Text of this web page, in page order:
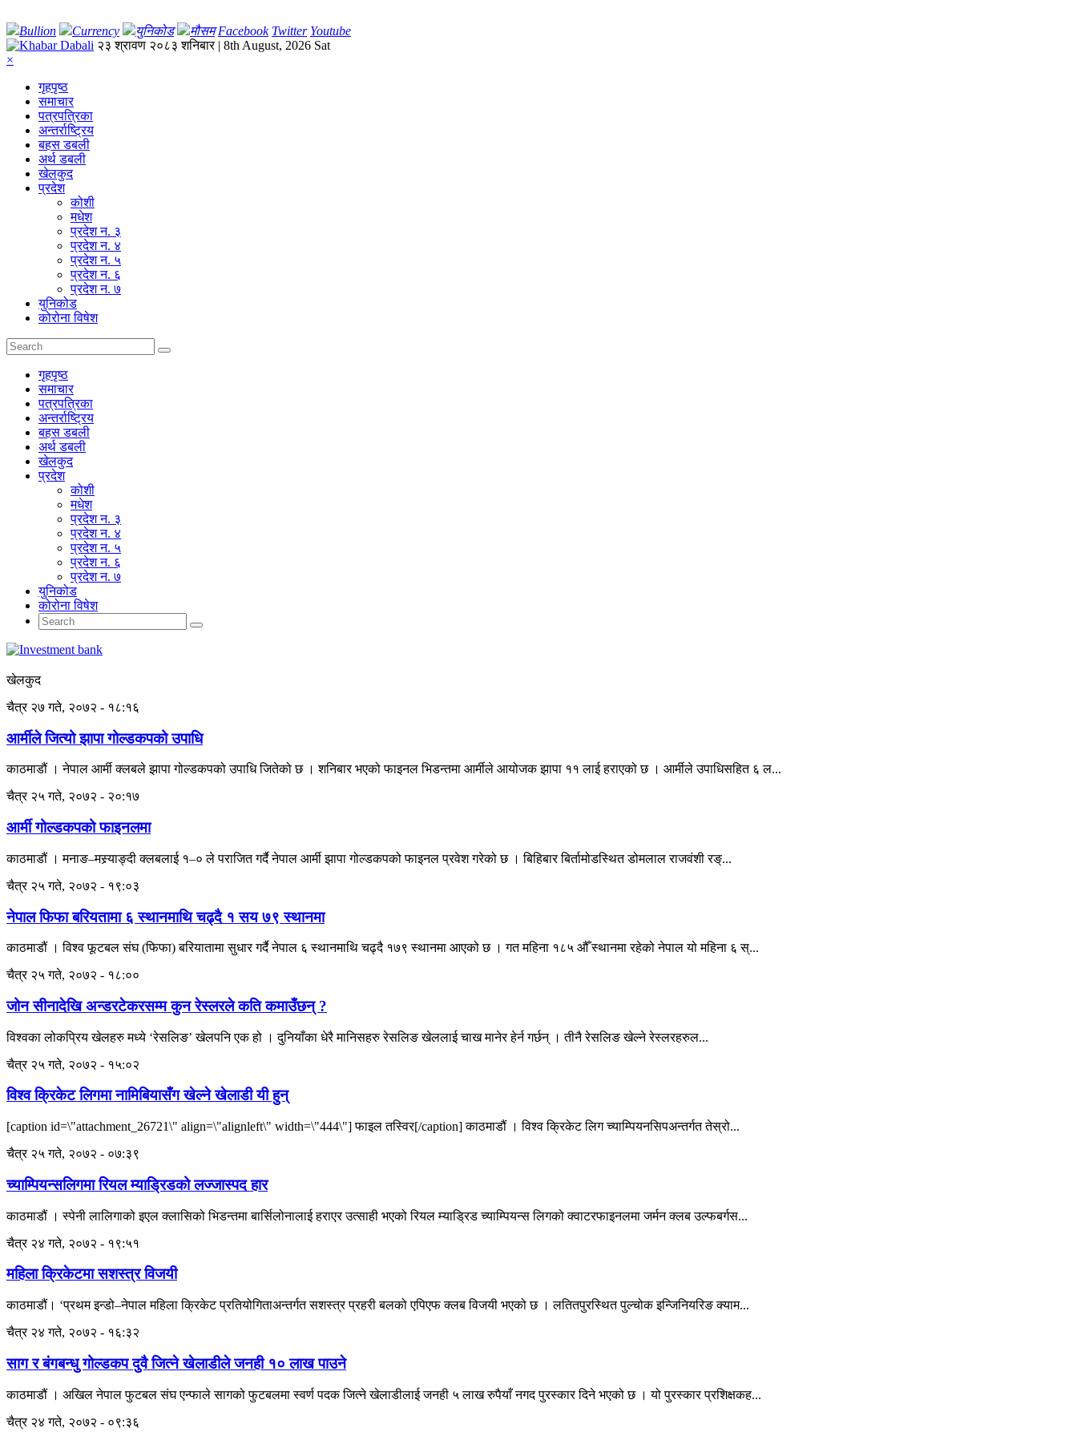
Bullion Currency युनिकोड मौसम Facebook Twitter Youtube
२३ श्रावण २०८३ शनिबार | 8th August, 2026 Sat
×
गृहपृष्‍ठ
समाचार
पत्रपत्रिका
अन्तर्राष्ट्रिय
बहस डबली
अर्थ डबली
खेलकुद
प्रदेश
कोशी
मधेश
प्रदेश न. ३
प्रदेश न. ४
प्रदेश न. ५
प्रदेश न. ६
प्रदेश न. ७
युनिकोड
कोरोना विषेश
गृहपृष्‍ठ
समाचार
पत्रपत्रिका
अन्तर्राष्ट्रिय
बहस डबली
अर्थ डबली
खेलकुद
प्रदेश
कोशी
मधेश
प्रदेश न. ३
प्रदेश न. ४
प्रदेश न. ५
प्रदेश न. ६
प्रदेश न. ७
युनिकोड
कोरोना विषेश
खेलकुद
चैत्र २७ गते, २०७२ - १८:१६
आर्मीले जित्यो झापा गोल्डकपको उपाधि
काठमाडौं । नेपाल आर्मी क्लबले झापा गोल्डकपको उपाधि जितेको छ । शनिबार भएको फाइनल भिडन्तमा आर्मीले आयोजक झापा ११ लाई हराएको छ । आर्मीले उपाधिसहित ६ ल...
चैत्र २५ गते, २०७२ - २०:१७
आर्मी गोल्डकपको फाइनलमा
काठमाडौं । मनाङ–मस्र्याङ्दी क्लबलाई १–० ले पराजित गर्दै नेपाल आर्मी झापा गोल्डकपको फाइनल प्रवेश गरेको छ । बिहिबार बिर्तामोडस्थित डोमलाल राजवंशी रङ्...
चैत्र २५ गते, २०७२ - १९:०३
नेपाल फिफा बरियतामा ६ स्थानमाथि चढ्दै १ सय ७९ स्थानमा
काठमाडौं । विश्व फूटबल संघ (फिफा) बरियातामा सुधार गर्दै नेपाल ६ स्थानमाथि चढ्दै १७९ स्थानमा आएको छ । गत महिना १८५ औँ स्थानमा रहेको नेपाल यो महिना ६ स्...
चैत्र २५ गते, २०७२ - १८:००
जोन सीनादेखि अन्डरटेकरसम्म कुन रेस्लरले कति कमाउँछन् ?
विश्वका लोकप्रिय खेलहरु मध्ये ‘रेसलिङ’ खेलपनि एक हो । दुनियाँका धेरै मानिसहरु रेसलिङ खेललाई चाख मानेर हेर्न गर्छन् । तीनै रेसलिङ खेल्ने रेस्लरहरुल...
चैत्र २५ गते, २०७२ - १५:०२
विश्व क्रिकेट लिगमा नामिबियासँग खेल्ने खेलाडी यी हुन्
[caption id=\"attachment_26721\" align=\"alignleft\" width=\"444\"] फाइल तस्विर[/caption] काठमाडौं । विश्व क्रिकेट लिग च्याम्पियनसिपअन्तर्गत तेस्रो...
चैत्र २५ गते, २०७२ - ०७:३९
च्याम्पियन्सलिगमा रियल म्याड्रिडको लज्जास्पद हार
काठमाडौं । स्पेनी लालिगाको इएल क्लासिको भिडन्तमा बार्सिलोनालाई हराएर उत्साही भएको रियल म्याड्रिड च्याम्पियन्स लिगको क्वाटरफाइनलमा जर्मन क्लब उल्फबर्गस...
चैत्र २४ गते, २०७२ - १९:५१
महिला क्रिकेटमा सशस्त्र विजयी
काठमाडौं। ‘प्रथम इन्डो–नेपाल महिला क्रिकेट प्रतियोगिताअन्तर्गत सशस्त्र प्रहरी बलको एपिएफ क्लब विजयी भएको छ । लतितपुरस्थित पुल्चोक इन्जिनियरिङ क्याम...
चैत्र २४ गते, २०७२ - १६:३२
साग र बंगबन्धु गोल्डकप दुवै जित्ने खेलाडीले जनही १० लाख पाउने
काठमाडौं । अखिल नेपाल फुटबल संघ एन्फाले सागको फुटबलमा स्वर्ण पदक जित्ने खेलाडीलाई जनही ५ लाख रुपैयाँ नगद पुरस्कार दिने भएको छ । यो पुरस्कार प्रशिक्षकह...
चैत्र २४ गते, २०७२ - ०९:३६